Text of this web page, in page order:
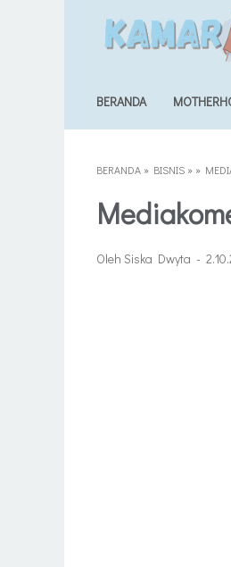
BERANDA
BERANDA » BISNIS » »
Oleh Siska Dwyta